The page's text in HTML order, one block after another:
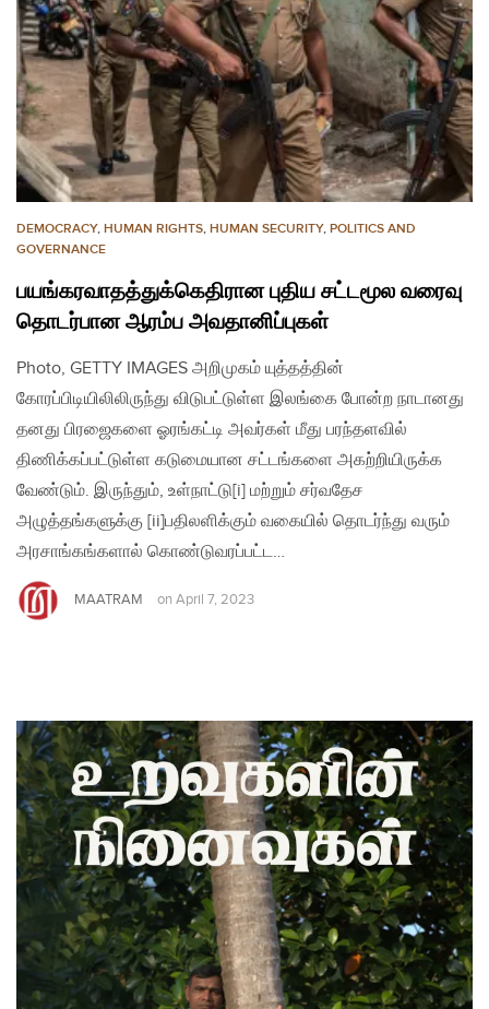
DEMOCRACY, HUMAN RIGHTS, HUMAN SECURITY, POLITICS AND
GOVERNANCE
பயங்கரவாதத்துக்கெதிரான புதிய சட்டமூல வரைவு
தொடர்பான ஆரம்ப அவதானிப்புகள்
Photo, GETTY IMAGES அறிமுகம் யுத்தத்தின்
கோரப்பிடியிலிலிருந்து விடுபட்டுள்ள இலங்கை போன்ற நாடானது
தனது பிரஜைகளை ஓரங்கட்டி அவர்கள் மீது பரந்தளவில்
திணிக்கப்பட்டுள்ள கடுமையான சட்டங்களை அகற்றியிருக்க
வேண்டும். இருந்தும், உள்நாட்டு[i] மற்றும் சர்வதேச
அழுத்தங்களுக்கு [ii]பதிலளிக்கும் வகையில் தொடர்ந்து வரும்
அரசாங்கங்களால் கொண்டுவரப்பட்ட…
MAATRAM on April 7, 2023